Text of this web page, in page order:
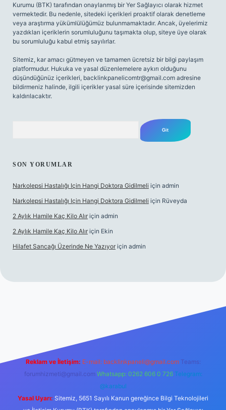
Kurumu (BTK) tarafından onaylanmış bir Yer Sağlayıcı olarak hizmet
vermektedir. Bu nedenle, sitedeki içerikleri proaktif olarak denetleme
veya araştırma yükümlülüğümüz bulunmamaktadır. Ancak, üyelerimiz
yazdıkları içeriklerin sorumluluğunu taşımakta olup, siteye üye olarak
bu sorumluluğu kabul etmiş sayılırlar.
Sitemiz, kar amacı gütmeyen ve tamamen ücretsiz bir bilgi paylaşım
platformudur. Hukuka ve yasal düzenlemelere aykırı olduğunu
düşündüğünüz içerikleri, backlinkpanelicomtr@gmail.com adresine
bildirmeniz halinde, ilgili içerikler yasal süre içerisinde sitemizden
kaldırılacaktır.
SON YORUMLAR
Narkolepsi Hastalığı Için Hangi Doktora Gidilmeli için admin
Narkolepsi Hastalığı Için Hangi Doktora Gidilmeli için Rüveyda
2 Aylık Hamile Kaç Kilo Alır için admin
2 Aylık Hamile Kaç Kilo Alır için Ekin
Hilafet Sancağı Üzerinde Ne Yazıyor için admin
Reklam ve İletişim: E-mail: backlinkpaneli@gmail.com Teams:
forumhizmeti@gmail.com Whatsapp: 0262 606 0 726 Telegram:
@karabul
Yasal Uyarı: Sitemiz, 5651 Sayılı Kanun gereğince Bilgi Teknolojileri